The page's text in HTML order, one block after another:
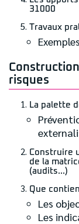
31000
Travaux
risques
La palette
Construire
de la
(audits...)
Que
Les
Les